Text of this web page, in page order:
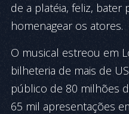
de a platéia, feliz, bater
homenagear os atores.
O musical estreou em
bilheteria de mais de
público de 80 milhões
65 mil apresentações